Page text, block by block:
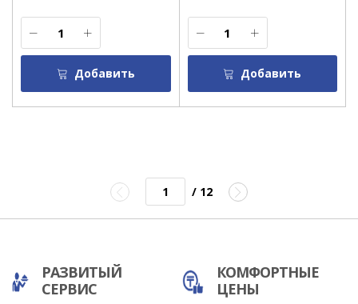
Добавить Добавить
/ 12
РАЗВИТЫЙ
СЕРВИС
КОМФОРТНЫЕ
ЦЕНЫ